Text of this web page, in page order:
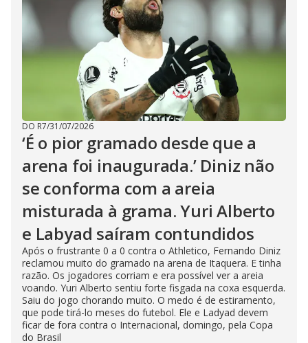
DO R7/31/07/2026
‘É o pior gramado desde que a
arena foi inaugurada.’ Diniz não
se conforma com a areia
misturada à grama. Yuri Alberto
e Labyad saíram contundidos
Após o frustrante 0 a 0 contra o Athletico, Fernando Diniz
reclamou muito do gramado na arena de Itaquera. E tinha
razão. Os jogadores corriam e era possível ver a areia
voando. Yuri Alberto sentiu forte fisgada na coxa esquerda.
Saiu do jogo chorando muito. O medo é de estiramento,
que pode tirá-lo meses do futebol. Ele e Ladyad devem
ficar de fora contra o Internacional, domingo, pela Copa
do Brasil